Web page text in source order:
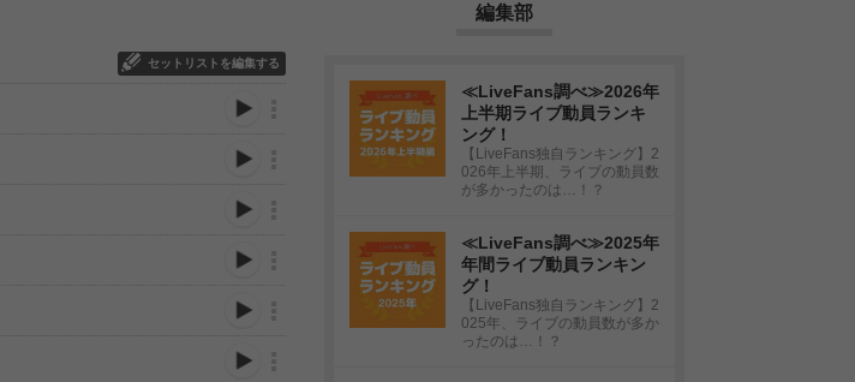
セットリストを編集する
編集部
≪LiveFans調べ≫2026年
上半期ライブ動員ランキ
ング！
【LiveFans独自ランキング】2
026年上半期、ライブの動員数
が多かったのは…！？
≪LiveFans調べ≫2025年
年間ライブ動員ランキン
グ！
【LiveFans独自ランキング】2
025年、ライブの動員数が多か
ったのは…！？